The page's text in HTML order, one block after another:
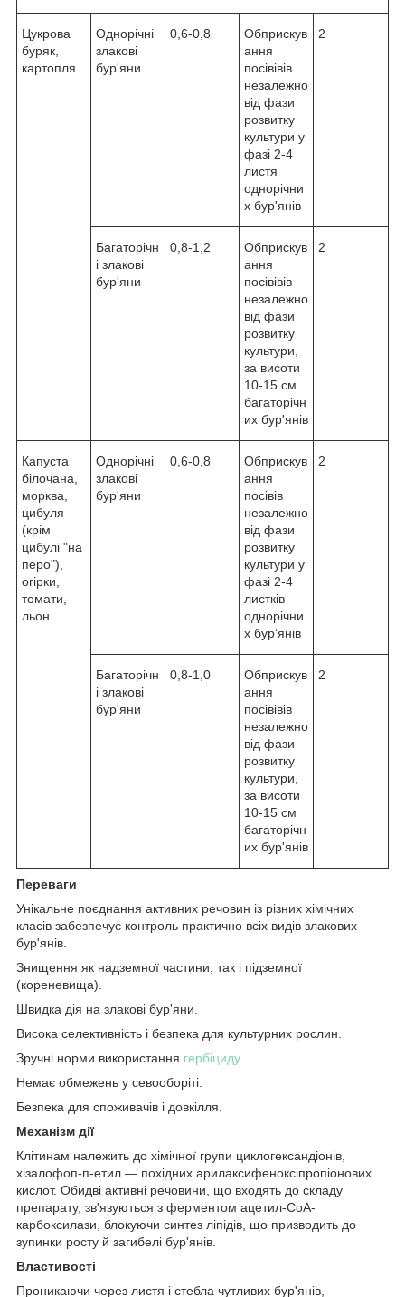
Цукрова
буряк,
картопля
Однорічні
злакові
бур'яни
0,6-0,8
Обприскув
ання
посівівів
незалежно
від фази
розвитку
культури у
фазі 2-4
листя
однорічни
х бур'янів
2
Багаторічн
і злакові
бур'яни
0,8-1,2
Обприскув
ання
посівівів
незалежно
від фази
розвитку
культури,
за висоти
10-15 см
багаторічн
их бур'янів
2
Капуста
білочана,
морква,
цибуля
(крім
цибулі "на
перо"),
огірки,
томати,
льон
Однорічні
злакові
бур'яни
0,6-0,8
Обприскув
ання
посівів
незалежно
від фази
розвитку
культури у
фазі 2-4
листків
однорічни
х бур’янів
2
Багаторічн
і злакові
бур'яни
0,8-1,0
Обприскув
ання
посівівів
незалежно
від фази
розвитку
культури,
за висоти
10-15 см
багаторічн
их бур'янів
2
Переваги
Унікальне поєднання активних речовин із різних хімічних
класів забезпечує контроль практично всіх видів злакових
бур'янів.
Знищення як надземної частини, так і підземної
(кореневища).
Швидка дія на злакові бур'яни.
Висока селективність і безпека для культурних рослин.
Зручні норми використання гербіциду.
Немає обмежень у севооборіті.
Безпека для споживачів і довкілля.
Механізм дії
Клітинам належить до хімічної групи циклогександіонів,
хізалофоп-п-етил — похідних арилаксифеноксіпропіонових
кислот. Обидві активні речовини, що входять до складу
препарату, зв'язуються з ферментом ацетил-СоА-
карбоксилази, блокуючи синтез ліпідів, що призводить до
зупинки росту й загибелі бур'янів.
Властивості
Проникаючи через листя і стебла чутливих бур'янів,